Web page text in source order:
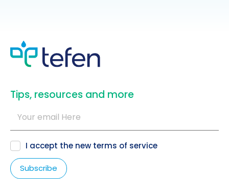
​Tips, resources and more
I accept the new terms of service